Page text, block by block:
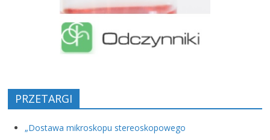
PRZETARGI
„Dostawa mikroskopu stereoskopowego